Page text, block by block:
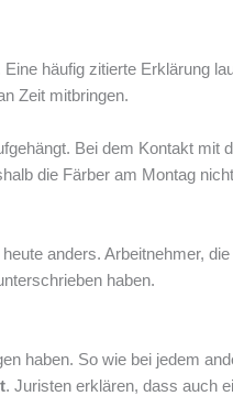
häufig zitierte Erklärung
Zeit mitbringen.
Bei dem Kontakt mit
die Färber am Montag
anders. Arbeitnehmer, die
haben.
haben. So wie bei jedem
. Juristen erklären, dass auch